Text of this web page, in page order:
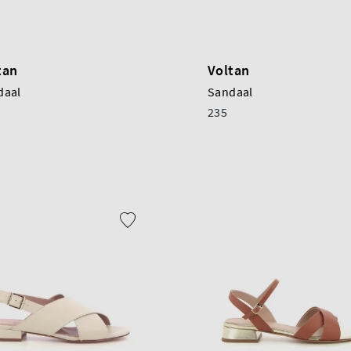
Voltan
Sandaal
235